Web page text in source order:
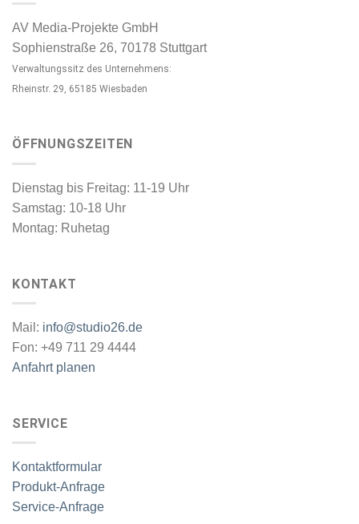
AV Media-Projekte GmbH
Sophienstraße 26, 70178 Stuttgart
Verwaltungssitz des Unternehmens:
Rheinstr. 29, 65185 Wiesbaden
ÖFFNUNGSZEITEN
Dienstag bis Freitag: 11-19 Uhr
Samstag: 10-18 Uhr
Montag: Ruhetag
KONTAKT
Mail: info@studio26.de
Fon: +49 711 29 4444
Anfahrt planen
SERVICE
Kontaktformular
Produkt-Anfrage
Service-Anfrage